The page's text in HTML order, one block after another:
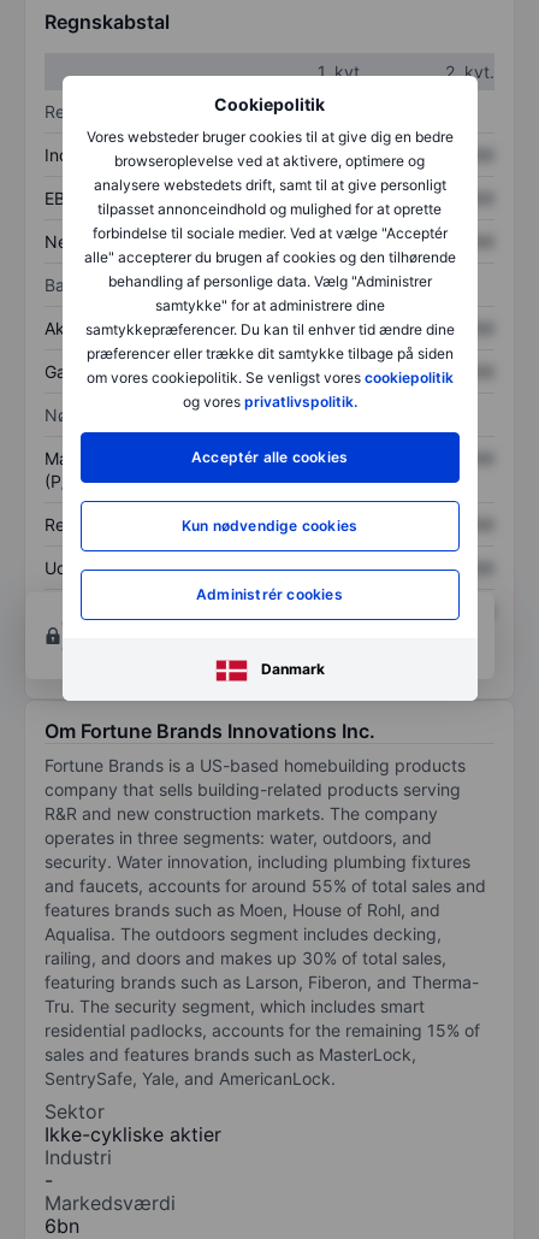
Cookiepolitik
Vores websteder bruger cookies til at give dig en bedre
browseroplevelse ved at aktivere, optimere og
analysere webstedets drift, samt til at give personligt
tilpasset annonceindhold og mulighed for at oprette
forbindelse til sociale medier. Ved at vælge "Acceptér
alle" accepterer du brugen af cookies og den tilhørende
behandling af personlige data. Vælg "Administrer
samtykke" for at administrere dine
samtykkepræferencer. Du kan til enhver tid ændre dine
præferencer eller trække dit samtykke tilbage på siden
om vores cookiepolitik. Se venligst vores cookiepolitik
og vores privatlivspolitik.
Acceptér alle cookies
Kun nødvendige cookies
Administrér cookies
Danmark
Regnskabstal
1. kvt.
2. kvt.
Resultatopgørelse
Indtægter XXXXXXX XXXXXXX
EBITDA XXXXXXX XXXXXXX
Nettoresultat XXXXXXX XXXXXXX
Balance
Aktiver i alt XXXXXXX XXXXXXX
Gæld XXXXXXX XXXXXXX
Nøgletal
Markedsværdi/omsætning
(P/S)
XXXXXXX
Resultat pr. aktie (EPS) XXXXXXX
Udbytte pr. aktie XXXXXXX XXXXXXX
Afkast af egenkapital XXXXXXX
Opret kontofor at få adgang til flere diagrammer
og analyse værktøjer.
Om Fortune Brands Innovations Inc.
Fortune Brands is a US-based homebuilding products
company that sells building-related products serving
R&R and new construction markets. The company
operates in three segments: water, outdoors, and
security. Water innovation, including plumbing fixtures
and faucets, accounts for around 55% of total sales and
features brands such as Moen, House of Rohl, and
Aqualisa. The outdoors segment includes decking,
railing, and doors and makes up 30% of total sales,
featuring brands such as Larson, Fiberon, and Therma-
Tru. The security segment, which includes smart
residential padlocks, accounts for the remaining 15% of
sales and features brands such as MasterLock,
SentrySafe, Yale, and AmericanLock.
Sektor
Ikke-cykliske aktier
Industri
-
Markedsværdi
6bn